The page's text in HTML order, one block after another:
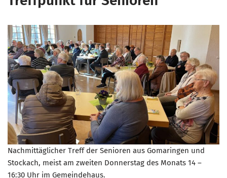
Nachmittäglicher Treff der Senioren aus Gomaringen und
Stockach, meist am zweiten Donnerstag des Monats 14 –
16:30 Uhr im Gemeindehaus.